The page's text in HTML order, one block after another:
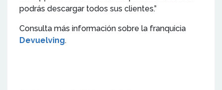
podrás descargar todos sus clientes.”
Consulta más información sobre la franquicia
Devuelving.